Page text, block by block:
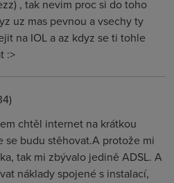
, tak nevim proc si do toho
uz mas pevnou a vsechy ty
na IOL a az kdyz se ti tohle
:>
chtěl internet na krátkou
se budu stěhovat.A protože mi
tak mi zbývalo jedině ADSL. A
náklady spojené s instalací,